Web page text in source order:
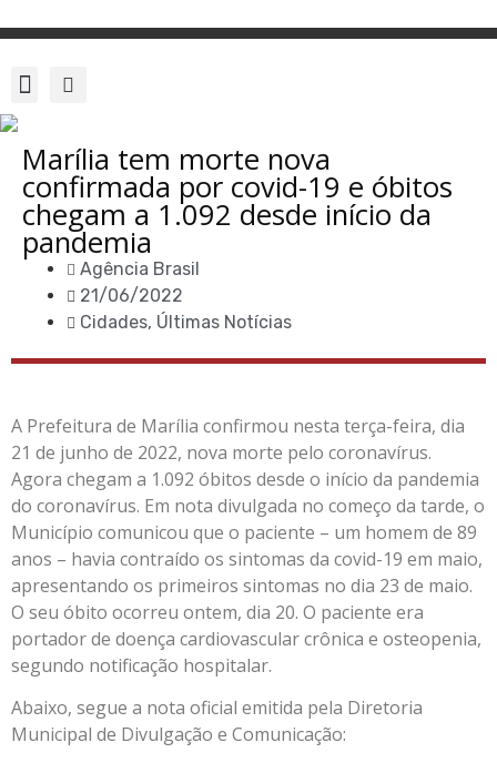
Marília tem morte nova
confirmada por covid-19 e óbitos
chegam a 1.092 desde início da
pandemia
Agência Brasil
21/06/2022
Cidades, Últimas Notícias
A Prefeitura de Marília confirmou nesta terça-feira, dia
21 de junho de 2022, nova morte pelo coronavírus.
Agora chegam a 1.092 óbitos desde o início da pandemia
do coronavírus. Em nota divulgada no começo da tarde, o
Município comunicou que o paciente – um homem de 89
anos – havia contraído os sintomas da covid-19 em maio,
apresentando os primeiros sintomas no dia 23 de maio.
O seu óbito ocorreu ontem, dia 20. O paciente era
portador de doença cardiovascular crônica e osteopenia,
segundo notificação hospitalar.
Abaixo, segue a nota oficial emitida pela Diretoria
Municipal de Divulgação e Comunicação: